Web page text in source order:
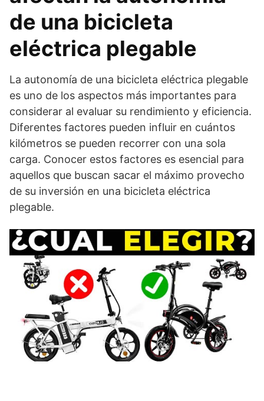
de una bicicleta
eléctrica plegable
La autonomía de una bicicleta eléctrica plegable
es uno de los aspectos más importantes para
considerar al evaluar su rendimiento y eficiencia.
Diferentes factores pueden influir en cuántos
kilómetros se pueden recorrer con una sola
carga. Conocer estos factores es esencial para
aquellos que buscan sacar el máximo provecho
de su inversión en una bicicleta eléctrica
plegable.